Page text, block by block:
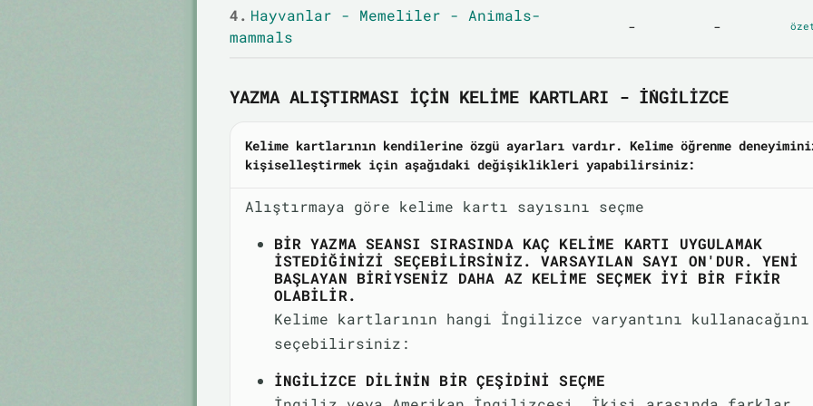
4. Hayvanlar - Memeliler - Animals-
mammals
- -
YAZMA ALIŞTIRMASI IÇIN KELIME KARTLARI - İNGILIZCE
Kelime kartlarının kendilerine özgü ayarları vardır. Kelime öğrenme
kişiselleştirmek için aşağıdaki değişiklikleri yapabilirsiniz:
Alıştırmaya göre kelime kartı sayısını seçme
BIR YAZMA SEANSI SIRASINDA KAÇ KELIME KARTI UYGULAMAK
ISTEDIĞINIZI SEÇEBILIRSINIZ. VARSAYILAN SAYI ON'DUR. YENI
BAŞLAYAN BIRIYSENIZ DAHA AZ KELIME SEÇMEK IYI BIR FIKIR
OLABILIR.
Kelime kartlarının hangi İngilizce varyantını kullanacağını
seçebilirsiniz:
İNGILIZCE DILININ BIR ÇEŞIDINI SEÇME